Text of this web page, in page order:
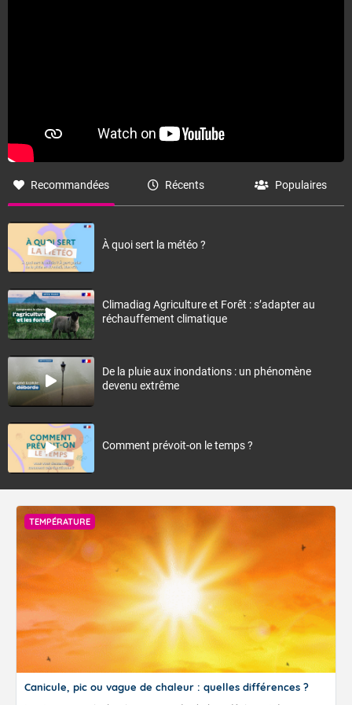
Recommandées Récents Populaires
À quoi sert la météo ?
Climadiag Agriculture et Forêt : s’adapter au
réchauffement climatique
De la pluie aux inondations : un phénomène
devenu extrême
Comment prévoit-on le temps ?
TEMPÉRATURE
Canicule, pic ou vague de chaleur : quelles différences ?